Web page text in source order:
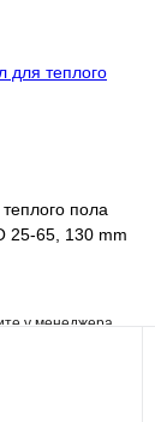
пола
25-65, 130 mm
у менеджера